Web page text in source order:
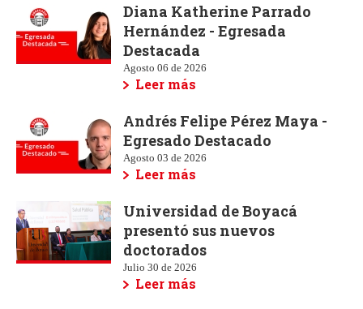
Diana Katherine Parrado
Hernández - Egresada
Destacada
Agosto 06 de 2026
Leer más
Andrés Felipe Pérez Maya -
Egresado Destacado
Agosto 03 de 2026
Leer más
Universidad de Boyacá
presentó sus nuevos
doctorados
Julio 30 de 2026
Leer más